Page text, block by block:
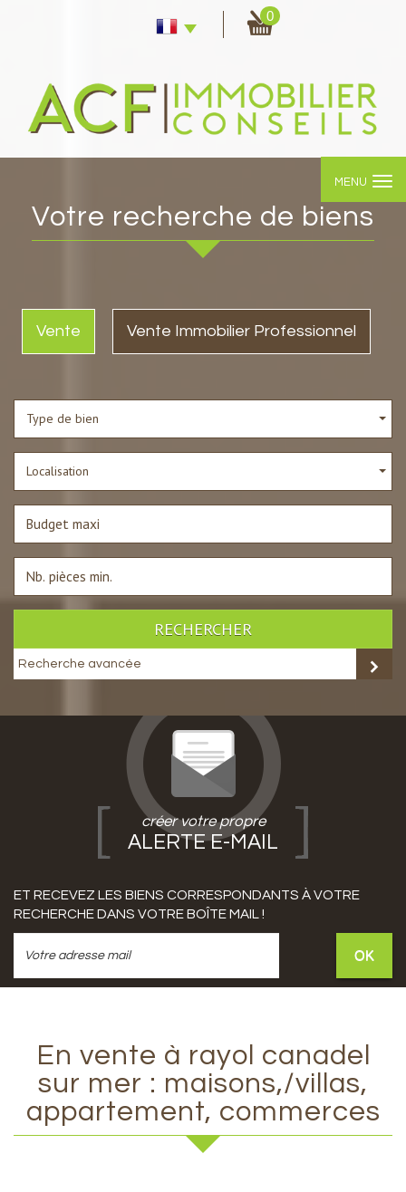
0
MENU
Votre recherche de biens
Vente Vente Immobilier Professionnel
Type de bien
Localisation
RECHERCHER
Recherche avancée
créer votre propre
ALERTE E-MAIL
ET RECEVEZ LES BIENS CORRESPONDANTS À VOTRE
RECHERCHE DANS VOTRE BOÎTE MAIL !
OK
En vente à rayol canadel
sur mer : maisons,/villas,
appartement, commerces